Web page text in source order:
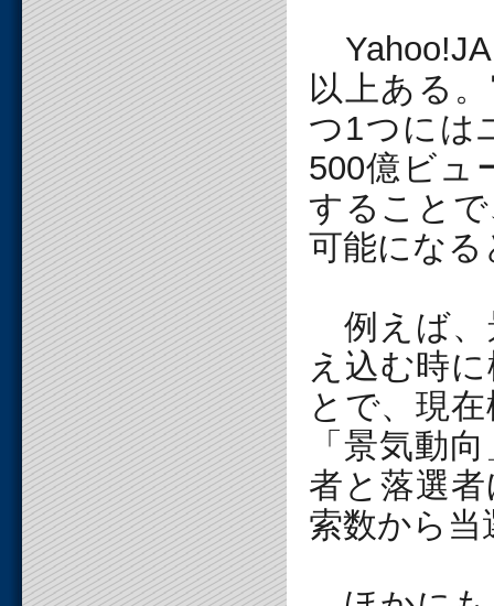
以上ある
つ1つには
500億ビュ
すること
可能になる
例えば、
え込む時
とで、現
「景気動
者と落選
索数から当